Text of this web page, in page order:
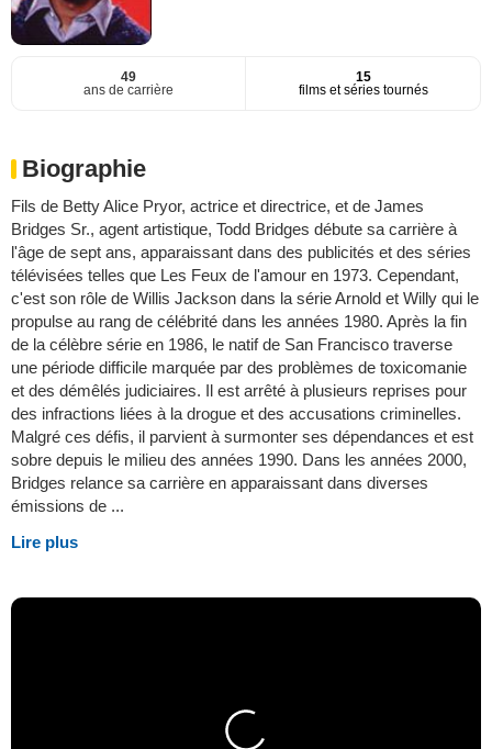
49
ans de carrière
15
films et séries tournés
Biographie
Fils de Betty Alice Pryor, actrice et directrice, et de James
Bridges Sr., agent artistique, Todd Bridges débute sa carrière à
l'âge de sept ans, apparaissant dans des publicités et des séries
télévisées telles que Les Feux de l'amour en 1973. Cependant,
c'est son rôle de Willis Jackson dans la série Arnold et Willy qui le
propulse au rang de célébrité dans les années 1980. Après la fin
de la célèbre série en 1986, le natif de San Francisco traverse
une période difficile marquée par des problèmes de toxicomanie
et des démêlés judiciaires. Il est arrêté à plusieurs reprises pour
des infractions liées à la drogue et des accusations criminelles.
Malgré ces défis, il parvient à surmonter ses dépendances et est
sobre depuis le milieu des années 1990. Dans les années 2000,
Bridges relance sa carrière en apparaissant dans diverses
émissions de ...
Lire plus